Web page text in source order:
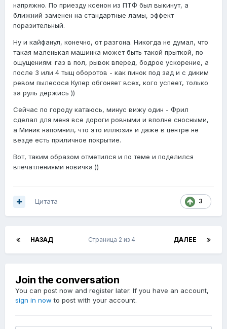
напряжно. По приезду ксенон из ПТФ был выкинут, а
ближний заменен на стандартные ламы, эффект
поразительный.
Ну и кайфанул, конечно, от разгона. Никогда не думал, что
такая маленькая машинка может быть такой прыткой, по
ощущениям: газ в пол, рывок вперед, бодрое ускорение, а
после 3 или 4 тыщ оборотов - как пинок под зад и с диким
ревом пылесоса Купер обгоняет всех, кого успеет, только
за руль держись ))
Сейчас по городу катаюсь, минус вижу один - Фрил
сделал для меня все дороги ровными и вполне сносными,
а Миник напомнил, что это иллюзия и даже в центре не
везде есть приличное покрытие.
Вот, таким образом отметился и по теме и поделился
впечатлениями новичка ))
3
Цитата
НАЗАД ДАЛЕЕ
Страница 2 из 4
Join the conversation
You can post now and register later. If you have an account,
sign in now to post with your account.